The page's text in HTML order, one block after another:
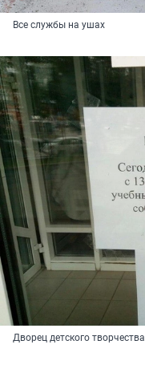
Все службы на ушах
Дворец детского